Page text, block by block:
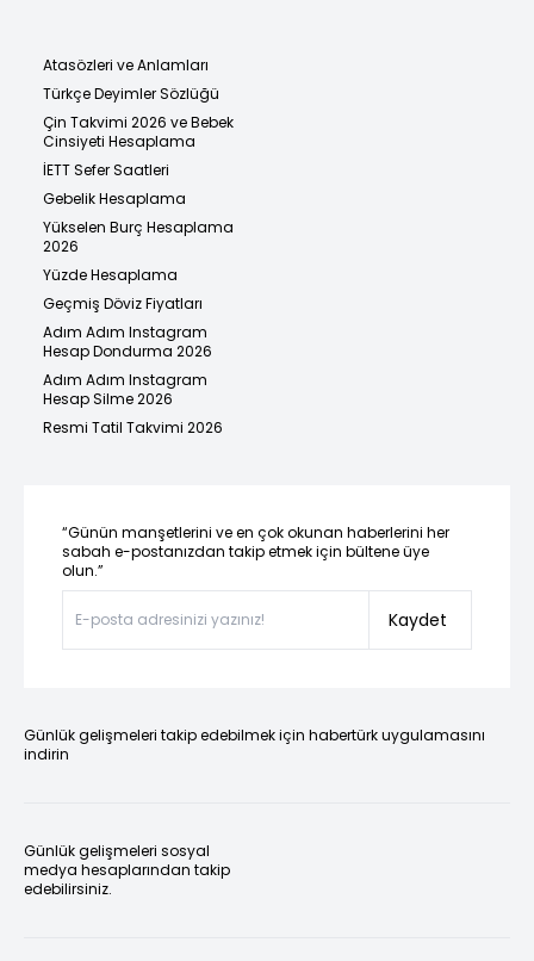
Atasözleri ve Anlamları
Türkçe Deyimler Sözlüğü
Çin Takvimi 2026 ve Bebek
Cinsiyeti Hesaplama
İETT Sefer Saatleri
Gebelik Hesaplama
Yükselen Burç Hesaplama
2026
Yüzde Hesaplama
Geçmiş Döviz Fiyatları
Adım Adım Instagram
Hesap Dondurma 2026
Adım Adım Instagram
Hesap Silme 2026
Resmi Tatil Takvimi 2026
“Günün manşetlerini ve en çok okunan haberlerini her
sabah e-postanızdan takip etmek için bültene üye
olun.”
Kaydet
Günlük gelişmeleri takip edebilmek için habertürk uygulamasını
indirin
Günlük gelişmeleri sosyal
medya hesaplarından takip
edebilirsiniz.